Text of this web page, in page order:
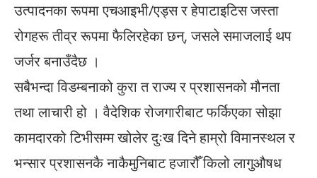
उत्पादनका रूपमा एचआइभी/एड्स र हेपाटाइटिस जस्ता
रोगहरू तीव्र रूपमा फैलिरहेका छन्, जसले समाजलाई थप
जर्जर बनाउँदैछ ।
सबैभन्दा विडम्बनाको कुरा त राज्य र प्रशासनको मौनता
तथा लाचारी हो । वैदेशिक रोजगारीबाट फर्किएका सोझा
कामदारको टिभीसम्म खोलेर दुःख दिने हाम्रो विमानस्थल र
भन्सार प्रशासनकै नाकैमुनिबाट हजारौँ किलो लागुऔषध